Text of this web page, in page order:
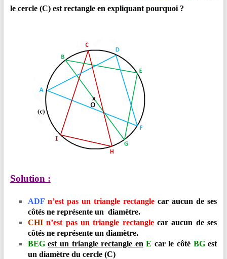
le cercle (C) est rectangle en expliquant pourquoi ?
Solution :
ADF n’est pas un trianglerectangle car aucun de ses
côtés ne représente un diamètre.
CHIn’est pas un triangle rectanglecar aucun de ses
côtés ne représente un diamètre.
BEG est un triangle rectangle en E car le côté BGest
un diamètre du cercle (C)